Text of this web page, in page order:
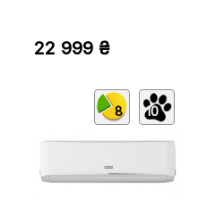
22 999 ₴
8 10